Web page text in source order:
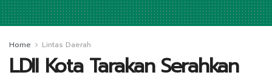
Home Lintas Daerah
LDII Kota Tarakan Serahkan